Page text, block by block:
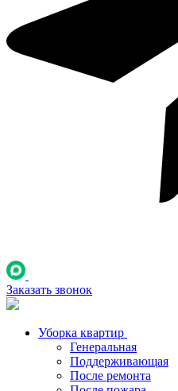
Заказать звонок
Уборка квартир
Генеральная
Поддерживающая
После ремонта